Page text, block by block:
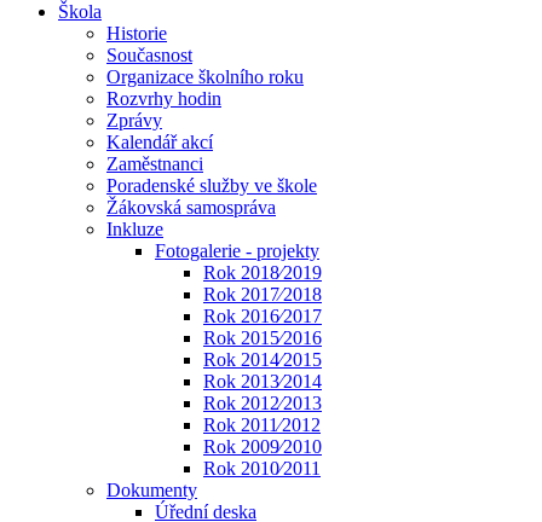
Škola
Historie
Současnost
Organizace školního roku
Rozvrhy hodin
Zprávy
Kalendář akcí
Zaměstnanci
Poradenské služby ve škole
Žákovská samospráva
Inkluze
Fotogalerie - projekty
Rok 2018⁄2019
Rok 2017⁄2018
Rok 2016⁄2017
Rok 2015⁄2016
Rok 2014⁄2015
Rok 2013⁄2014
Rok 2012⁄2013
Rok 2011⁄2012
Rok 2009⁄2010
Rok 2010⁄2011
Dokumenty
Úřední deska